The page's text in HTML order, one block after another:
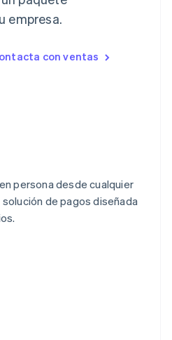
empresa.
con ventas
persona desde cualquier
de pagos diseñada